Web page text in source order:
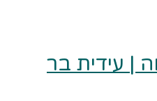
| עידית בר